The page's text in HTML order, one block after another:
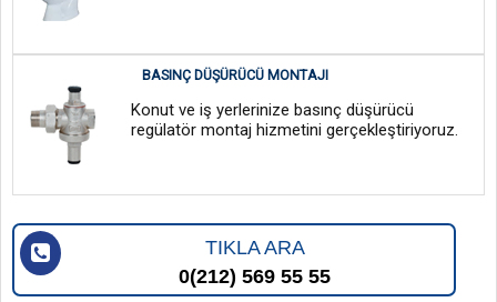
BASINÇ DÜŞÜRÜCÜ MONTAJI
Konut ve iş yerlerinize basınç düşürücü
regülatör montaj hizmetini gerçekleştiriyoruz.
TIKLA ARA
0(212) 569 55 55